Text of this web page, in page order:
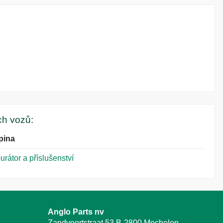
vozů:
a příslušenství
Anglo Parts nv